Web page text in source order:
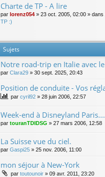
Charte de TP - A lire
par lorenz054 » 23 oct. 2005, 02:00 » dans
TP :)
Sujets
Notre road-trip en Italie avec
par Clara29 » 30 sept. 2025, 20:43
Position de conduite - Vos
par cyril92 » 28 juin 2006, 22:57
Week-end à Disneyland Paris....
par touranTDIDSG » 27 mars 2006, 12:58
La Suisse vue du ciel.
par Gaspi25 » 25 nov. 2006, 11:00
mon séjour à New-York
par toutounoir » 09 avr. 2011, 23:20